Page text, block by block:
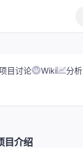
目讨论 Wiki 分析
目介绍